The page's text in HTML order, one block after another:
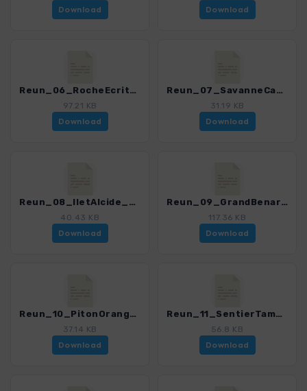
Download
Download
Reun_06_RocheEcrit_0150_1.gpx
97.21 KB
Download
Reun_07_SavanneCapHoussaye_0150_1.gpx
31.19 KB
Download
Reun_08_IletAlcide_0150_1.gpx
40.43 KB
Download
Reun_09_GrandBenare_0150_1.gpx
117.36 KB
Download
Reun_10_PitonOrangers_0150_1.gpx
37.14 KB
Download
Reun_11_SentierTamarins_0150_1.gpx
56.8 KB
Download